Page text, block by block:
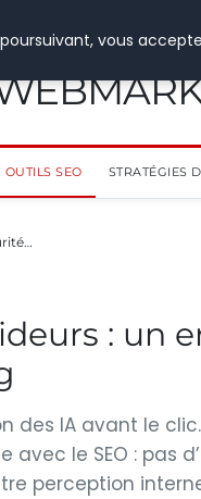
OUTILS SEO STRATÉGIES
: un
des IA avant le
le SEO : pas
perception
vous